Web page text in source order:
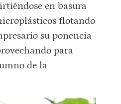
en basura
flotando
su ponencia
para
de la